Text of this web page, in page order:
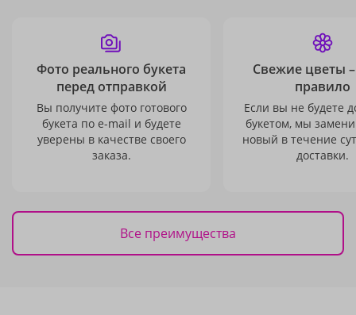
Фото реального букета
перед отправкой
Вы получите фото готового
букета по e-mail и будете
уверены в качестве своего
заказа.
Свежие цветы
правило
Если вы не будете
букетом, мы
новый в течение
доставки.
Все преимущества